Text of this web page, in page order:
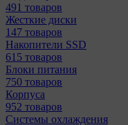
491 товаров
Жесткие диски
147 товаров
Накопители SSD
615 товаров
Блоки питания
750 товаров
Корпуса
952 товаров
Системы охлаждения